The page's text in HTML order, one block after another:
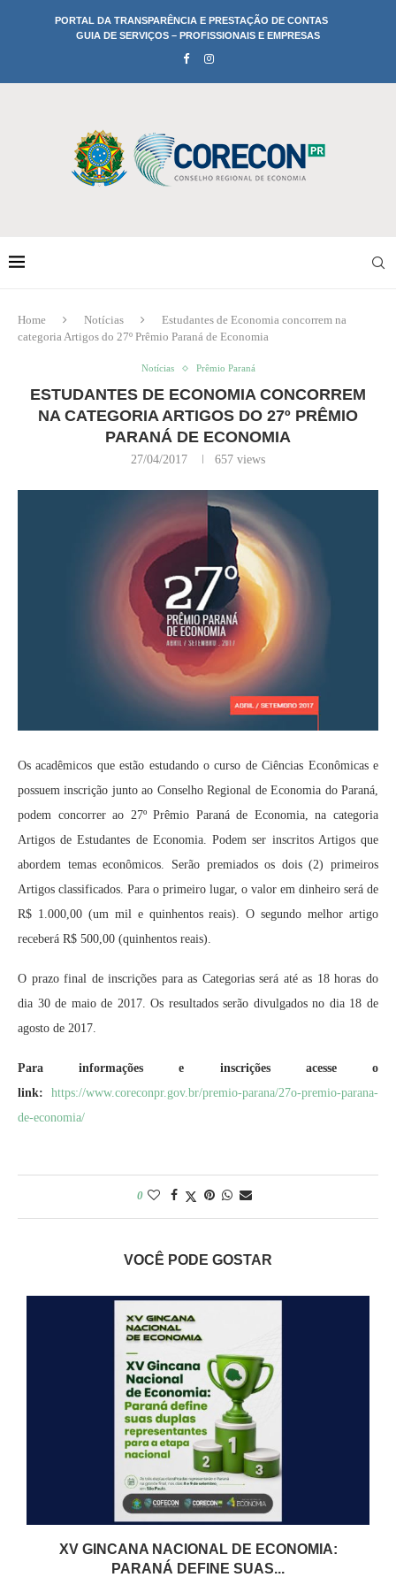
PORTAL DA TRANSPARÊNCIA E PRESTAÇÃO DE CONTAS
GUIA DE SERVIÇOS – PROFISSIONAIS E EMPRESAS
Home Notícias
Estudantes de Economia concorrem na
categoria Artigos do 27º Prêmio Paraná de Economia
Notícias Prêmio Paraná
ESTUDANTES DE ECONOMIA CONCORREM
NA CATEGORIA ARTIGOS DO 27º PRÊMIO
PARANÁ DE ECONOMIA
27/04/2017 657 views
Os acadêmicos que estão estudando o curso de Ciências Econômicas e
possuem inscrição junto ao Conselho Regional de Economia do Paraná,
podem concorrer ao 27º Prêmio Paraná de Economia, na categoria
Artigos de Estudantes de Economia. Podem ser inscritos Artigos que
abordem temas econômicos. Serão premiados os dois (2) primeiros
Artigos classificados. Para o primeiro lugar, o valor em dinheiro será de
R$ 1.000,00 (um mil e quinhentos reais). O segundo melhor artigo
receberá R$ 500,00 (quinhentos reais).
O prazo final de inscrições para as Categorias será até as 18 horas do
dia 30 de maio de 2017. Os resultados serão divulgados no dia 18 de
agosto de 2017.
Para informações e inscrições acesse o
link:
https://www.coreconpr.gov.br/premio-parana/27o-premio-parana-
de-economia/
0
VOCÊ PODE GOSTAR
XV GINCANA NACIONAL DE ECONOMIA:
PARANÁ DEFINE SUAS...